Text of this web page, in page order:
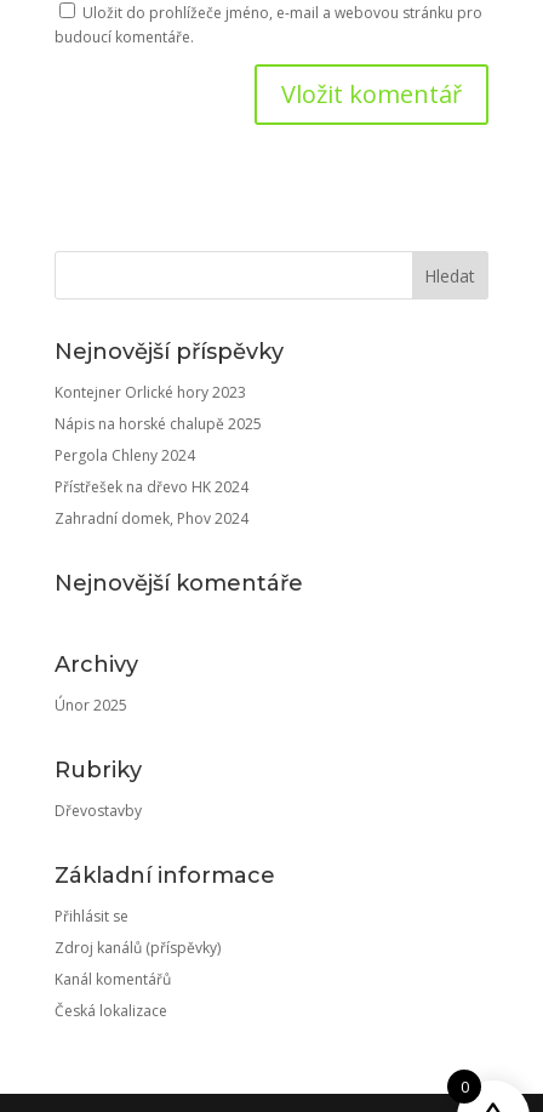
Uložit do prohlížeče jméno, e-mail a webovou stránku pro
budoucí komentáře.
Nejnovější příspěvky
Kontejner Orlické hory 2023
Nápis na horské chalupě 2025
Pergola Chleny 2024
Přístřešek na dřevo HK 2024
Zahradní domek, Phov 2024
Nejnovější komentáře
Archivy
Únor 2025
Rubriky
Dřevostavby
Základní informace
Přihlásit se
Zdroj kanálů (příspěvky)
Kanál komentářů
Česká lokalizace
0